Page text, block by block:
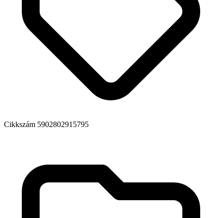
Cikkszám 5902802915795